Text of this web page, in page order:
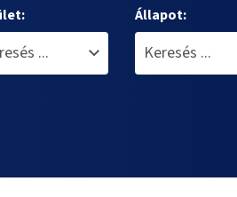
Állapot: